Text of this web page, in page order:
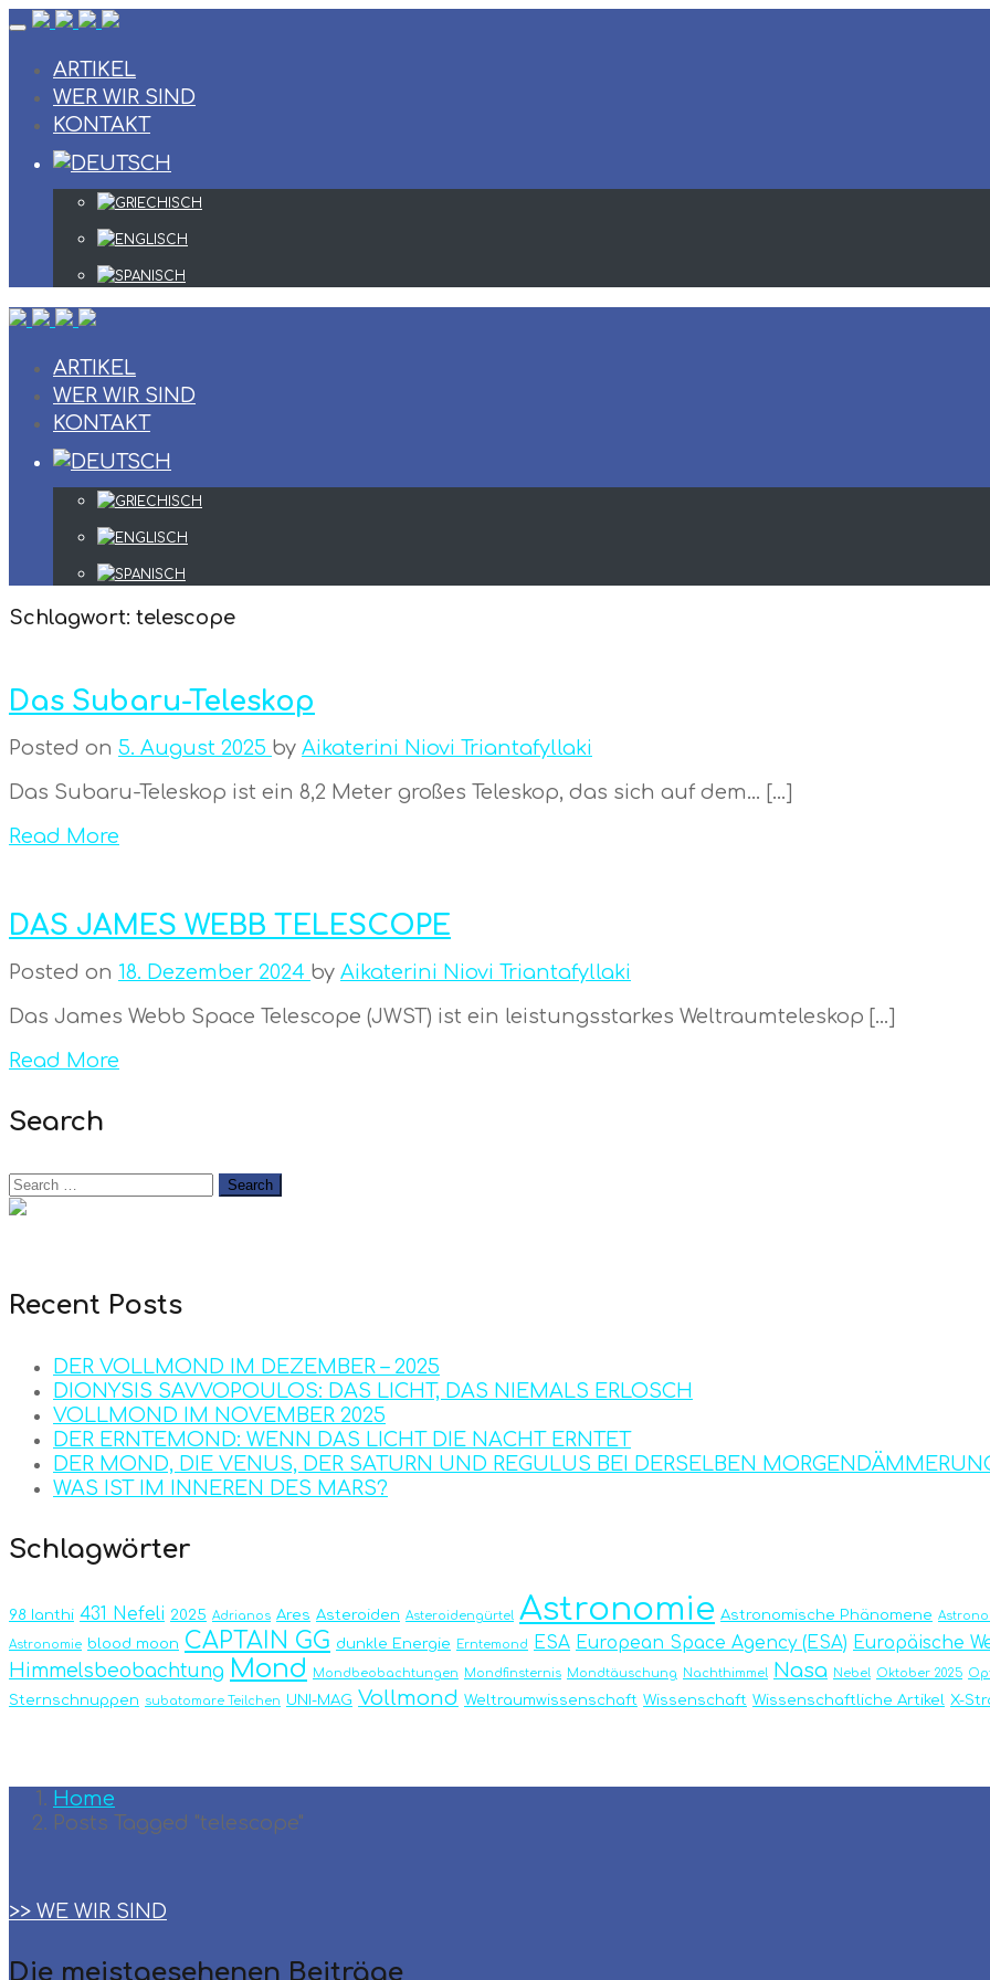
Skip
contentARTIKEL
WER WIR SIND
KONTAKT
ARTIKEL
WER WIR SIND
KONTAKT
Schlagwort: telescope
Das Subaru-Teleskop
Posted on 5. August 2025 by Aikaterini Niovi Triantafyllaki
Das Subaru-Teleskop ist ein 8,2 Meter großes Teleskop, das sich auf dem… […]
Read More
DAS JAMES WEBB TELESCOPE
Posted on 18. Dezember 2024 by Aikaterini Niovi Triantafyllaki
Das James Webb Space Telescope (JWST) ist ein leistungsstarkes Weltraumteleskop […]
Read More
Search
Recent Posts
DER VOLLMOND IM DEZEMBER – 2025
DIONYSIS SAVVOPOULOS: DAS LICHT, DAS NIEMALS ERLOSCH
VOLLMOND IM NOVEMBER 2025
DER ERNTEMOND: WENN DAS LICHT DIE NACHT ERNTET
DER MOND, DIE VENUS, DER SATURN UND REGULUS BEI DERSELBEN
WAS IST IM INNEREN DES MARS?
Schlagwörter
98 Ianthi 431 Nefeli 2025 Adrianos Ares Asteroiden Asteroidengürtel Astronomie Astronomische Phänomene
Astronomie blood moon CAPTAIN GG dunkle Energie Erntemond ESA European Space Agency (ESA) Europäische
Himmelsbeobachtung Mond Mondbeobachtungen Mondfinsternis Mondtäuschung Nachthimmel Nasa Nebel Oktober 2025
Sternschnuppen subatomare Teilchen UNI-MAG Vollmond Weltraumwissenschaft Wissenschaft Wissenschaftliche Artikel X-
Home
Posts Tagged "telescope"
>> WE WIR SIND
Die meistgesehenen Beiträge